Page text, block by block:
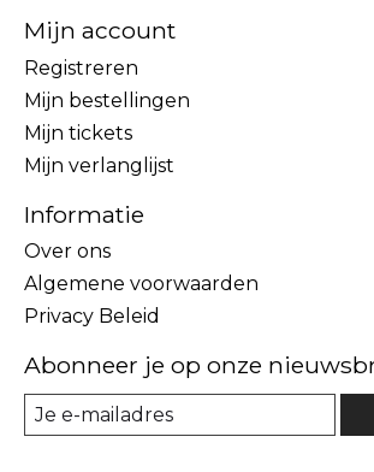
Mijn account
Registreren
Mijn bestellingen
Mijn tickets
Mijn verlanglijst
Informatie
Over ons
Algemene voorwaarden
Privacy Beleid
Abonneer je op onze